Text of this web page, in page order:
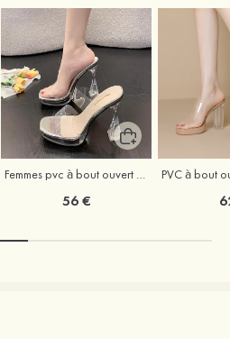
Femmes pvc à bout ouvert sandales talon bottie chaussures de mode
56 €